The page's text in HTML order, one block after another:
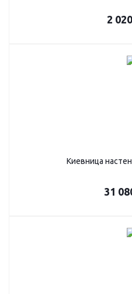
2 020
Киевница
31